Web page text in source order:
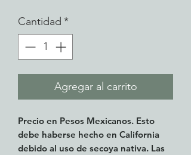
Cantidad *
Agregar al carrito
Precio en Pesos Mexicanos. Esto
debe haberse hecho en California
debido al uso de secoya nativa. Las